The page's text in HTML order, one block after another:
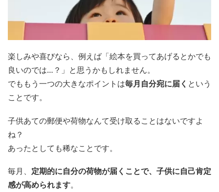
楽しみや喜びなら、例えば「絵本を買ってあげるとかでも
良いのでは…？」と思うかもしれません。
でももう一つの大きなポイントは毎月自分宛に届く という
ことです。
子供あての郵便や荷物なんて受け取ることはないですよ
ね？
あったとしても稀なことです。
毎月、 定期的に自分の荷物が届くことで、子供に自己肯定
感が高められます。